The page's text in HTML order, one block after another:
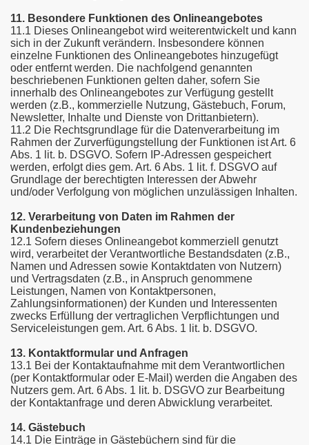
11. Besondere Funktionen des Onlineangebotes
11.1 Dieses Onlineangebot wird weiterentwickelt und kann
sich in der Zukunft verändern. Insbesondere können
einzelne Funktionen des Onlineangebotes hinzugefügt
oder entfernt werden. Die nachfolgend genannten
beschriebenen Funktionen gelten daher, sofern Sie
innerhalb des Onlineangebotes zur Verfügung gestellt
werden (z.B., kommerzielle Nutzung, Gästebuch, Forum,
Newsletter, Inhalte und Dienste von Drittanbietern).
11.2 Die Rechtsgrundlage für die Datenverarbeitung im
Rahmen der Zurverfügungstellung der Funktionen ist Art. 6
Abs. 1 lit. b. DSGVO. Sofern IP-Adressen gespeichert
werden, erfolgt dies gem. Art. 6 Abs. 1 lit. f. DSGVO auf
Grundlage der berechtigten Interessen der Abwehr
und/oder Verfolgung von möglichen unzulässigen Inhalten.
12. Verarbeitung von Daten im Rahmen der
Kundenbeziehungen
12.1 Sofern dieses Onlineangebot kommerziell genutzt
wird, verarbeitet der Verantwortliche Bestandsdaten (z.B.,
Namen und Adressen sowie Kontaktdaten von Nutzern)
und Vertragsdaten (z.B., in Anspruch genommene
Leistungen, Namen von Kontaktpersonen,
Zahlungsinformationen) der Kunden und Interessenten
zwecks Erfüllung der vertraglichen Verpflichtungen und
Serviceleistungen gem. Art. 6 Abs. 1 lit. b. DSGVO.
13. Kontaktformular und Anfragen
13.1 Bei der Kontaktaufnahme mit dem Verantwortlichen
(per Kontaktformular oder E-Mail) werden die Angaben des
Nutzers gem. Art. 6 Abs. 1 lit. b. DSGVO zur Bearbeitung
der Kontaktanfrage und deren Abwicklung verarbeitet.
14. Gästebuch
14.1 Die Einträge in Gästebüchern sind für die